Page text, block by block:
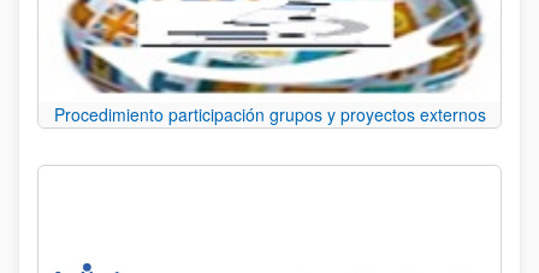
Procedimiento participación grupos y proyectos externos